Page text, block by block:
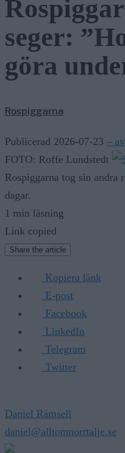
seger:
göra
Rospiggarna
Publicerad 2026-07-23 –
FOTO: Roffe Lundstedt
Rospiggarna tog sin andra
dagar.
1 min läsning
Link copied
Share the article
Kopiera länk
E-post
Facebook
LinkedIn
Telegram
Twitter
Daniel Rämsell
daniel@alltomnorrtalje.se